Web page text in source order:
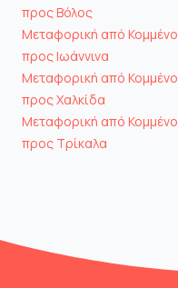
προς Βόλος
Μεταφορική από Κομμένο
προς Ιωάννινα
Μεταφορική από Κομμένο
προς Χαλκίδα
Μεταφορική από Κομμένο
προς Τρίκαλα